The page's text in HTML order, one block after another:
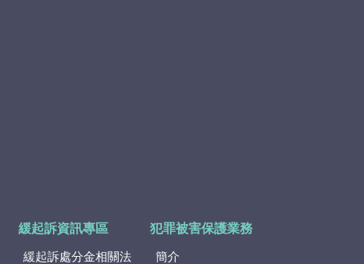
緩起訴資訊專區
緩起訴處分金相關法
犯罪被害保護業務
簡介